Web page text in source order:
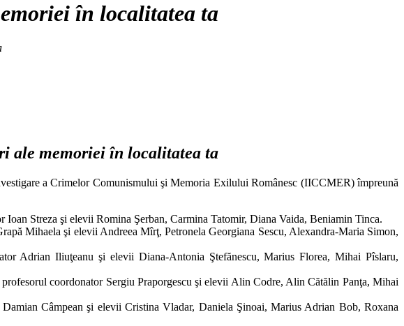
în localitatea ta
ale memoriei în localitatea ta
a Crimelor Comunismului şi Memoria Exilului Românesc (IICCMER) împreună
Streza şi elevii Romina Şerban, Carmina Tatomir, Diana Vaida, Beniamin Tinca.
Mihaela şi elevii Andreea Mîrţ, Petronela Georgiana Sescu, Alexandra-Maria Simon,
Adrian Iliuţeanu şi elevii Diana-Antonia Ştefănescu, Marius Florea, Mihai Pîslaru,
coordonator Sergiu Praporgescu şi elevii Alin Codre, Alin Cătălin Panţa, Mihai
Câmpean şi elevii Cristina Vladar, Daniela Şinoai, Marius Adrian Bob, Roxana